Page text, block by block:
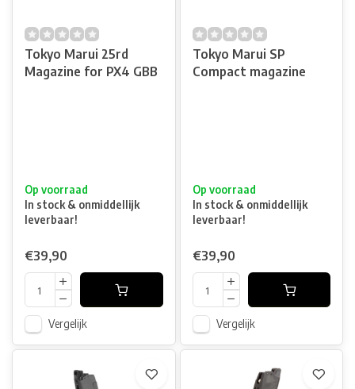
Tokyo Marui 25rd
Magazine for PX4 GBB
Op voorraad
In stock & onmiddellijk
leverbaar!
€39,90
Vergelijk
Tokyo Marui SP
Compact magazine
Op voorraad
In stock & onmiddellijk
leverbaar!
€39,90
Vergelijk